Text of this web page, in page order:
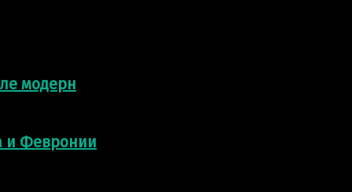
модерн
и Февронии